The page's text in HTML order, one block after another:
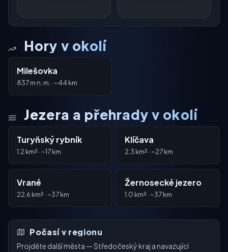
Hory v okolí
Milešovka
837 m n. m. · ~44 km
Jezera a přehrady v okolí
Turyňský rybník
1.2 km² · ~17 km
Klíčava
2.3 km² · ~27 km
Vrané
22.6 km² · ~37 km
Žernosecké jezero
1.0 km² · ~37 km
Počasí v regionu
Projděte další města — Středočeský kraj a navazující